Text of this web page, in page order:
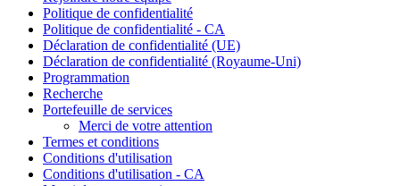
Politique de confidentialité
Politique de confidentialité - CA
Déclaration de confidentialité (UE)
Déclaration de confidentialité (Royaume-Uni)
Programmation
Recherche
Portefeuille de services
Merci de votre attention
Termes et conditions
Conditions d'utilisation
Conditions d'utilisation - CA